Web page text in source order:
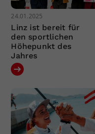
24.01.2025
Linz ist bereit für
den sportlichen
Höhepunkt des
Jahres